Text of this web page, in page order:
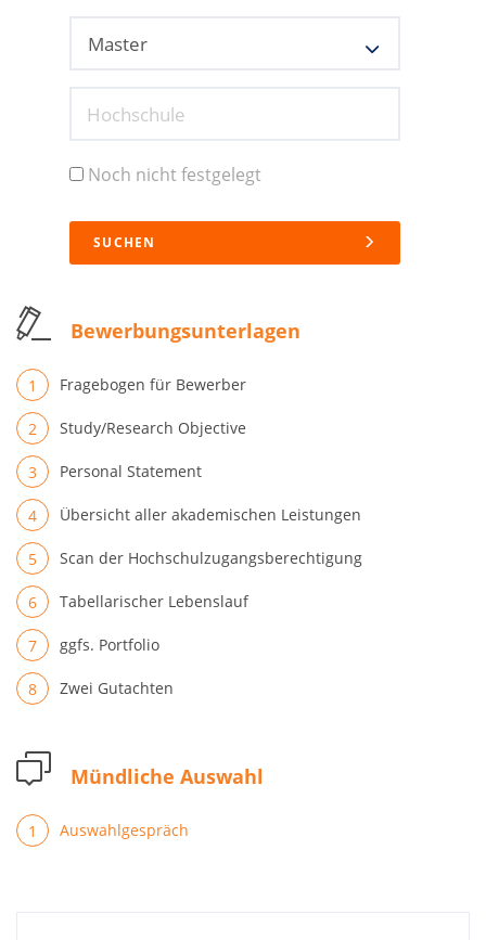
Hochschule
Noch nicht festgelegt
SUCHEN
Bewerbungsunterlagen
Fragebogen für Bewerber
Study/Research Objective
Personal Statement
Übersicht aller akademischen Leistungen
Scan der Hochschulzugangsberechtigung
Tabellarischer Lebenslauf
ggfs. Portfolio
Zwei Gutachten
Mündliche Auswahl
Auswahlgespräch